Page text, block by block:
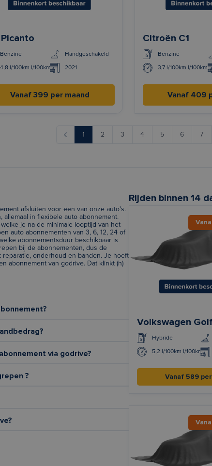
Picanto
Benzine Handgeschakeld
4,8 l/100km l/100km 2021
Vanaf 399 per maand
Citroën C1
Benzine
3,7 l/100km l/100km
Vanaf 409
1 2 3 4 5 6 7
afsluiten voor een van onze auto's.
allemaal in flexibele auto abonnement.
je na de minimale looptijd van het
auto abonnementen van 3, 6, 12, 24 of
abonnementsduur beschikbaar is
bij de abonnementen, dus de
onderhoud en banden. Je hoeft
abonnement van godrive. Dat klinkt (h)
via godrive?
?
Rijden binnen 14
Volkswagen
Hybride
5,2 l/100km l/100km
Vanaf 589 per